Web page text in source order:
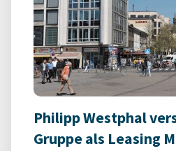
Philipp Westphal
Gruppe als Leasing